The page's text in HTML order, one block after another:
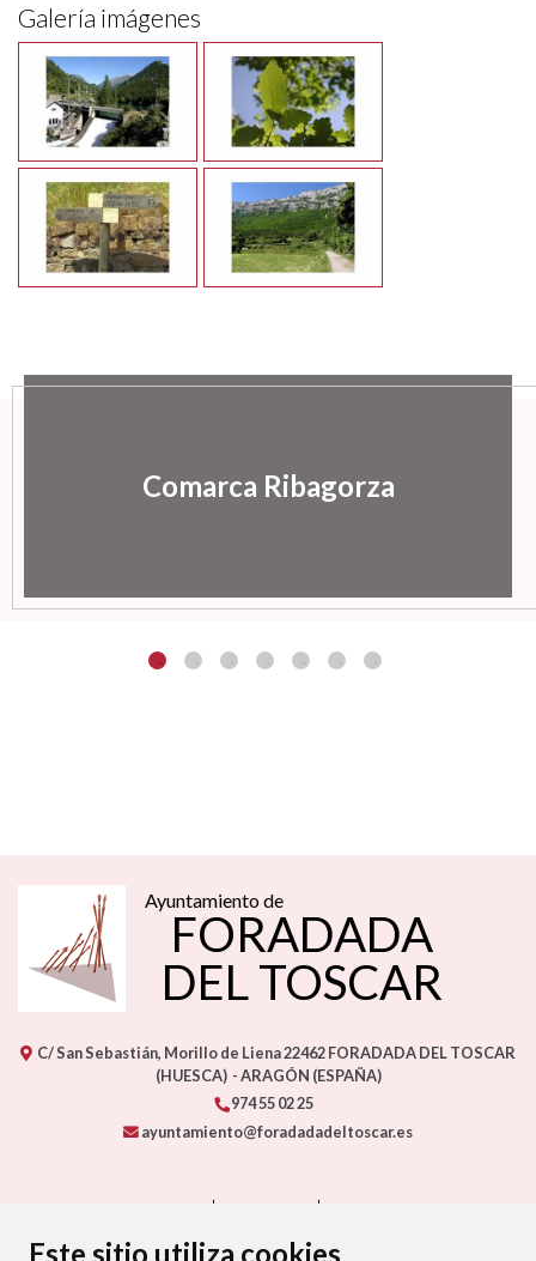
Este sitio utiliza cookies
Galería imágenes
Comarca Ribagorza
Ayuntamiento de
FORADADA
DEL TOSCAR
C/ San Sebastián, Morillo de Liena22462FORADADA DEL TOSCAR
(HUESCA) - ARAGÓN (ESPAÑA)
974 55 02 25
ayuntamiento@foradadadeltoscar.es
PROTECCIÓN DE DATOS